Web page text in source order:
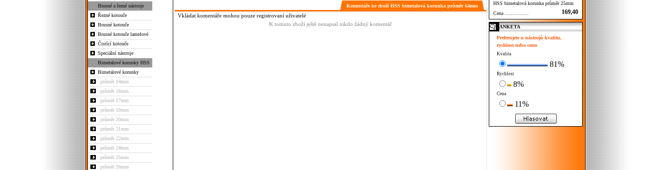
Brusné a řezné nástroje
Řezné kotouče
Brusné kotouče
Brusné kotouče lamelové
Čistící kotouče
Speciální nástroje
Bimetalové korunky HSS
Bimetalové korunky
průměr 14mm
průměr 16mm
průměr 17mm
průměr 19mm
průměr 20mm
průměr 21mm
průměr 22mm
průměr 24mm
průměr 25mm
průměr 26mm
Komentáře ke zboží HSS bimetalová korunka průměr 64mm
Vkládat komentáře mohou pouze registrovaní uživatelé
K tomuto zboží ještě nenapsal nikdo žádný komentář
HSS bimetalová korunka průměr 25mm
Cena ................
169,40
ANKETA
Preferujete u nástrojů kvalitu,
rychlost nebo cenu
Kvalita
81%
Rychlost
8%
Cena
11%